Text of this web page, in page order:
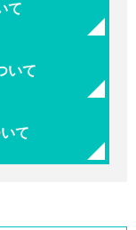
て
いて
て